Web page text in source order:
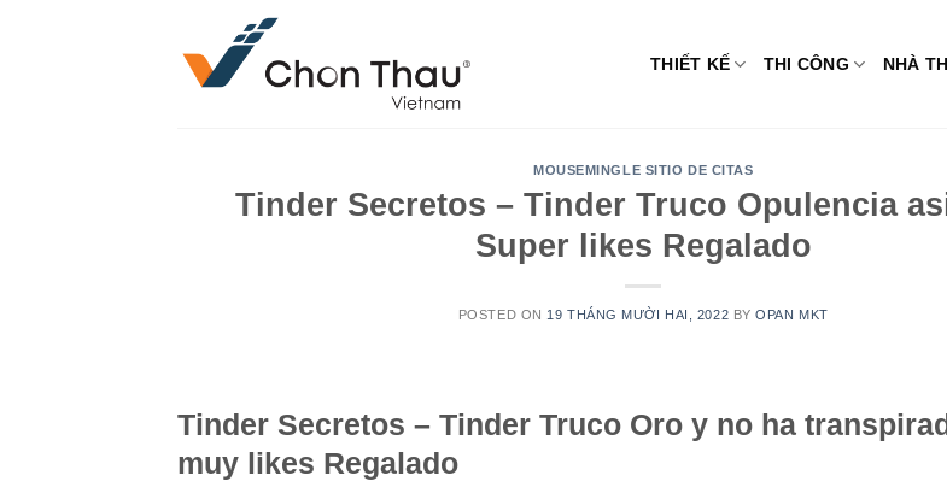
THIẾT KẾ THI CÔNG NHÀ
MOUSEMINGLE SITIO DE CITAS
Tinder Secretos – Tinder Truco Opulencia
Super likes Regalado
POSTED ON 19 THÁNG MƯỜI HAI, 2022 BYOPAN MKT
Tinder Secretos – Tinder Truco Oro y no ha
muy likes Regalado